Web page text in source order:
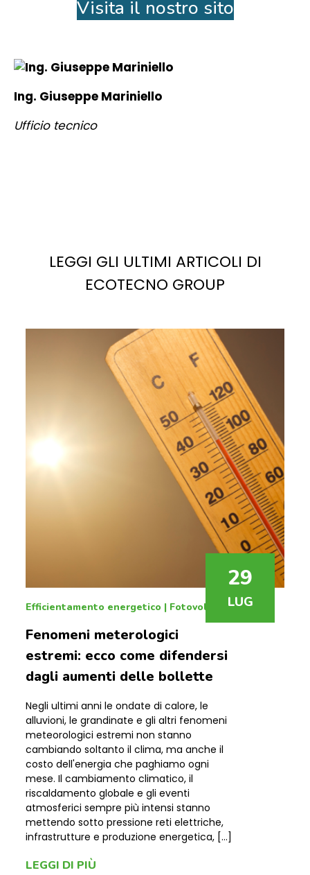
Visita il nostro sito
Ing. Giuseppe Mariniello
Ufficio tecnico
potenziale sul pianeta. Se sfruttata correttamente,
potrebbe facilmente soddisfare, e superare, la
domanda di elettricità attuale e futura.
LEGGI GLI ULTIMI ARTICOLI DI
ECOTECNO GROUP
29
LUG
Efficientamento energetico | Fotovoltaico
Fenomeni meterologici
estremi: ecco come difendersi
dagli aumenti delle bollette
Negli ultimi anni le ondate di calore, le
alluvioni, le grandinate e gli altri fenomeni
meteorologici estremi non stanno
cambiando soltanto il clima, ma anche il
costo dell'energia che paghiamo ogni
mese. Il cambiamento climatico, il
riscaldamento globale e gli eventi
atmosferici sempre più intensi stanno
mettendo sotto pressione reti elettriche,
infrastrutture e produzione energetica, […]
LEGGI DI PIÙ